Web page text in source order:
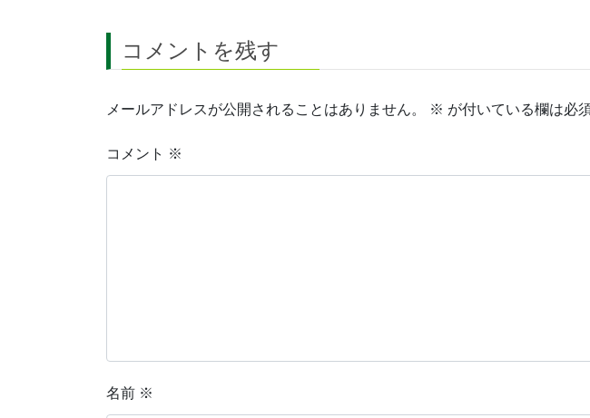
コメントを残す
メールアドレスが公開されることはありません。 ※ が付いている欄は必
コメント ※
名前 ※